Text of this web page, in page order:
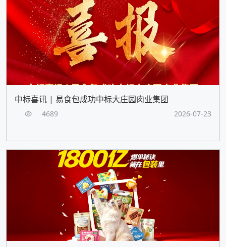
中标喜讯 | 易食包成功中标大庄园肉业集团
4689 2026-07-23